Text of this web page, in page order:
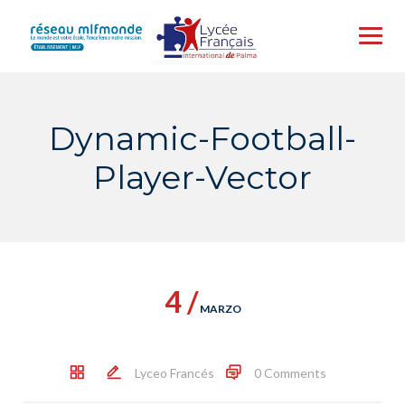
content
Dynamic-Football-
Player-Vector
4 / MARZO
Lyceo Francés 0 Comments